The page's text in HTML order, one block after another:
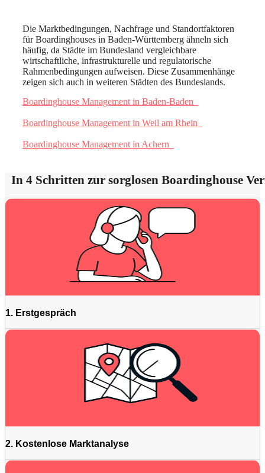
Die Marktbedingungen, Nachfrage und Standortfaktoren
für Boardinghouses in Baden-Württemberg ähneln sich
häufig, da Städte im Bundesland vergleichbare
wirtschaftliche, infrastrukturelle und regulatorische
Rahmenbedingungen aufweisen. Diese Zusammenhänge
zeigen sich auch in weiteren Städten des Bundeslands.
Boardinghouse Management in Baden-Baden
Boardinghouse Management in Weil am Rhein
Boardinghouse Management in Achern
In 4 Schritten zur sorglosen Boardinghouse
1. Erstgespräch
2. Kostenlose Marktanalyse